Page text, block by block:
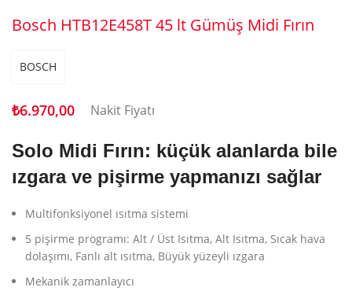
Bosch HTB12E458T 45 lt Gümüş Midi Fırın
BOSCH
₺6.970,00 Nakit Fiyatı
Solo Midi Fırın: küçük alanlarda bile
ızgara ve pişirme yapmanızı sağlar
Multifonksiyonel ısıtma sistemi
5 pişirme programı: Alt / Üst Isıtma, Alt Isıtma, Sıcak hava
dolaşımı, Fanlı alt ısıtma, Büyük yüzeyli ızgara
Mekanik zamanlayıcı